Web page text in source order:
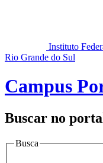
Instituto
Rio Grande do Sul
Campus
Buscar no
Busca